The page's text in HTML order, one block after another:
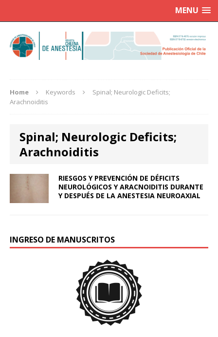
MENU
Home Keywords
Spinal; Neurologic Deficits;
Arachnoiditis
Spinal; Neurologic Deficits;
Arachnoiditis
RIESGOS Y PREVENCIÓN DE DÉFICITS
NEUROLÓGICOS Y ARACNOIDITIS DURANTE
Y DESPUÉS DE LA ANESTESIA NEUROAXIAL
INGRESO DE MANUSCRITOS